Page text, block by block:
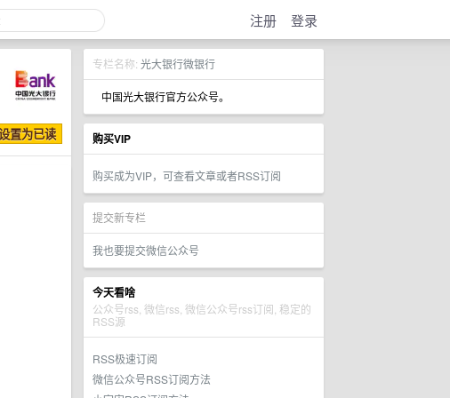
注册 登录
专栏名称: 光大银行微银行
中国光大银行官方公众号。
购买VIP
购买成为VIP，可查看文章或者RSS订阅
提交新专栏
我也要提交微信公众号
今天看啥
公众号rss, 微信rss, 微信公众号rss订阅, 稳定的
RSS源
RSS极速订阅
微信公众号RSS订阅方法